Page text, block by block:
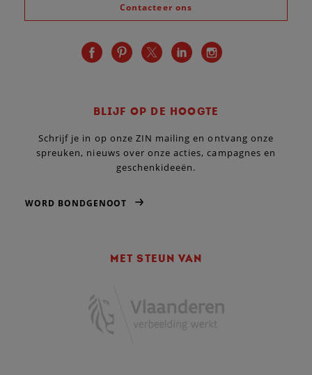
Contacteer ons
BLIJF OP DE HOOGTE
Schrijf je in op onze ZIN mailing en ontvang onze
spreuken, nieuws over onze acties, campagnes en
geschenkideeën.
WORD BONDGENOOT
MET STEUN VAN